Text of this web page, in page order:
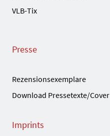
VLB-Tix
Presse
Rezensionsexemplare
Download Pressetexte/Cover
Imprints